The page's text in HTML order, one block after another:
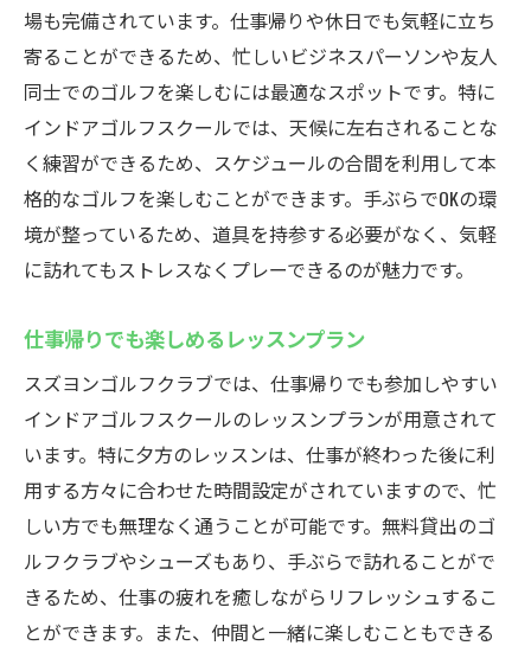
場も完備されています。仕事帰りや休日でも気軽に立ち
寄ることができるため、忙しいビジネスパーソンや友人
同士でのゴルフを楽しむには最適なスポットです。特に
インドアゴルフスクールでは、天候に左右されることな
く練習ができるため、スケジュールの合間を利用して本
格的なゴルフを楽しむことができます。手ぶらでOKの環
境が整っているため、道具を持参する必要がなく、気軽
に訪れてもストレスなくプレーできるのが魅力です。
仕事帰りでも楽しめるレッスンプラン
スズヨンゴルフクラブでは、仕事帰りでも参加しやすい
インドアゴルフスクールのレッスンプランが用意されて
います。特に夕方のレッスンは、仕事が終わった後に利
用する方々に合わせた時間設定がされていますので、忙
しい方でも無理なく通うことが可能です。無料貸出のゴ
ルフクラブやシューズもあり、手ぶらで訪れることがで
きるため、仕事の疲れを癒しながらリフレッシュするこ
とができます。また、仲間と一緒に楽しむこともできる